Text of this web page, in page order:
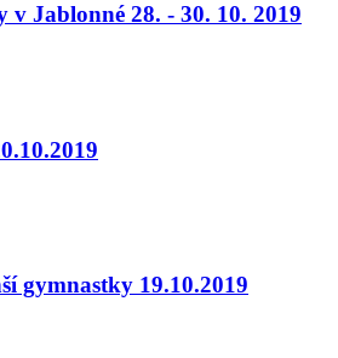
Jablonné 28. - 30. 10. 2019
gymnastky 19.10.2019